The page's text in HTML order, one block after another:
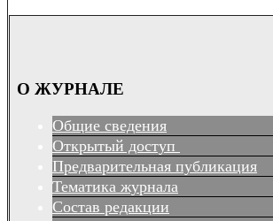
О ЖУРНАЛЕ
Общие сведения
Открытый доступ
Предварительная публикация
Тематика журнала
Состав редакции